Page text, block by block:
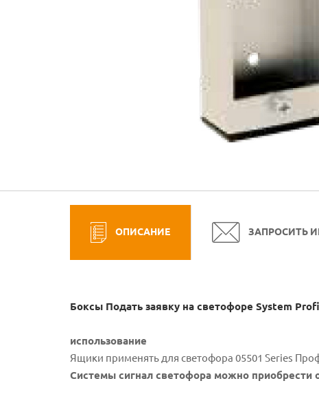
ОПИСАНИЕ ЗАПРОСИТЬ
Боксы Подать заявку на светофоре System
использование
Ящики применять для светофора 05501 Series
Системы сигнал светофора можно приобрести